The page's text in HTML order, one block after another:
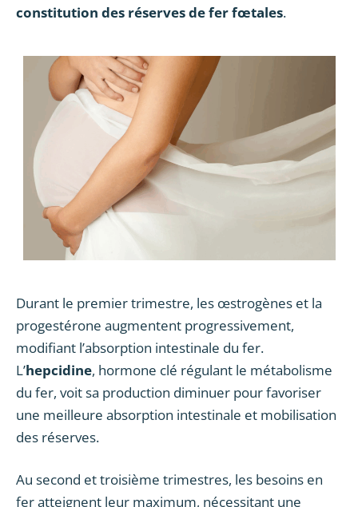
constitution des réserves de fer fœtales.
Durant le premier trimestre, les œstrogènes et la
progestérone augmentent progressivement,
modifiant l’absorption intestinale du fer.
L’hepcidine, hormone clé régulant le métabolisme
du fer, voit sa production diminuer pour favoriser
une meilleure absorption intestinale et mobilisation
des réserves.
Au second et troisième trimestres, les besoins en
fer atteignent leur maximum, nécessitant une